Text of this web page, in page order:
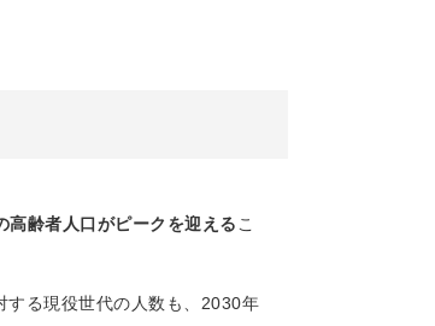
高齢者人口がピークを迎える こ
る現役世代の人数も、2030年